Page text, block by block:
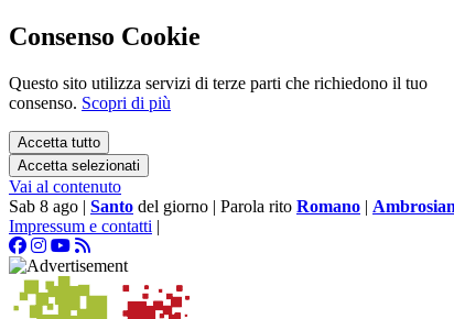
Consenso Cookie
Questo sito utilizza servizi di terze parti che richiedono il tuo
consenso. Scopri di più
Accetta tutto
Accetta selezionati
Vai al contenuto
Sab 8 ago | Santo del giorno | Parola rito Romano |
Impressum e contatti |